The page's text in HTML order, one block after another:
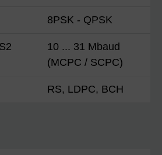
8PSK - QPSK
10 ... 31 Mbaud
(MCPC / SCPC)
RS, LDPC, BCH